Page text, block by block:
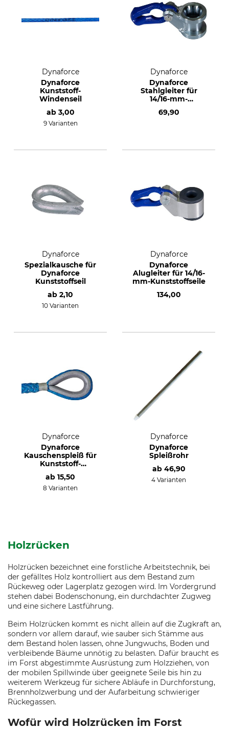
Dynaforce
Dynaforce
Kunststoff-
Windenseil
ab 3,00
9 Varianten
Dynaforce
Dynaforce
Stahlgleiter für
14/16-mm-
69,90
Dynaforce
Spezialkausche für
Dynaforce
Kunststoffseil
ab 2,10
10 Varianten
Dynaforce
Dynaforce
Alugleiter für 14/16-
mm-Kunststoffseile
134,00
Dynaforce
Dynaforce
Kauschenspleiß für
Kunststoff-
Windenseil
ab 15,50
8 Varianten
Dynaforce
Dynaforce
Spleißrohr
ab 46,90
4 Varianten
Holzrücken
Holzrücken bezeichnet eine forstliche Arbeitstechnik, bei
der gefälltes Holz kontrolliert aus dem Bestand zum
Rückeweg oder Lagerplatz gezogen wird. Im Vordergrund
stehen dabei Bodenschonung, ein durchdachter Zugweg
und eine sichere Lastführung.
Beim Holzrücken kommt es nicht allein auf die Zugkraft an,
sondern vor allem darauf, wie sauber sich Stämme aus
dem Bestand holen lassen, ohne Jungwuchs, Boden und
verbleibende Bäume unnötig zu belasten. Dafür braucht es
im Forst abgestimmte Ausrüstung zum Holzziehen, von
der mobilen Spillwinde über geeignete Seile bis hin zu
weiterem Werkzeug für sichere Abläufe in Durchforstung,
Brennholzwerbung und der Aufarbeitung schwieriger
Rückegassen.
Wofür wird Holzrücken im Forst